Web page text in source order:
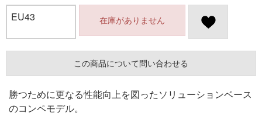
EU43 在庫がありません
この商品について問い合わせる
勝つために更なる性能向上を図ったソリューションベース
のコンペモデル。